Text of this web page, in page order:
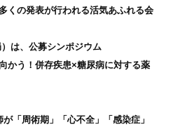
くの発表が行われる活気あふれる会
は、公募シンポジウム
かう！併存疾患×糖尿病に対する薬
「周術期」「心不全」「感染症」